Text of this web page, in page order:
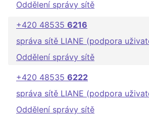
Oddělení správy sítě
+420 48535 6216
správa sítě LIANE (podpora
Oddělení správy sítě
+420 48535 6222
správa sítě LIANE (podpora
Oddělení správy sítě